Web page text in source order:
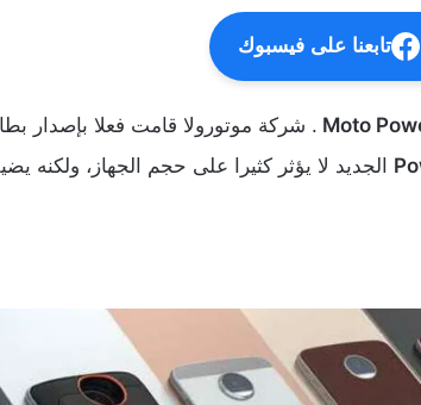
تابعنا على فيسبوك
Moto . شركة موتورولا قامت فعلا بإصدار
الجديد لا يؤثر كثيرا على حجم الجهاز، ولكنه